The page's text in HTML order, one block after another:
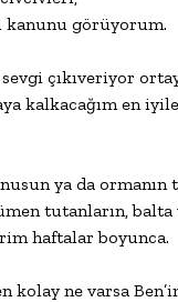
kanunu görüyorum.
çıkıveriyor
kalkacağım en
ya da ormanın
tutanların,
haftalar boyunca.
kolay ne varsa